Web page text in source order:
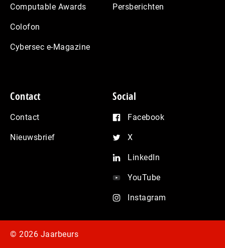
Computable Awards
Colofon
Cybersec e-Magazine
Persberichten
Contact
Contact
Nieuwsbrief
Social
Facebook
X
LinkedIn
YouTube
Instagram
© 2026 Jaarbeurs